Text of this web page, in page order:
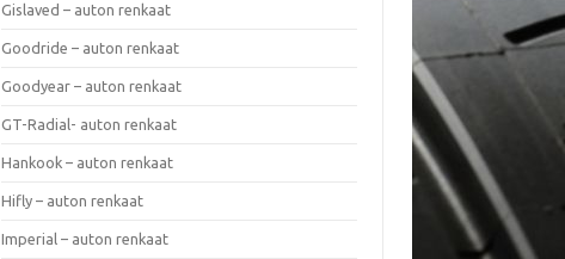
Gislaved – auton renkaat
Goodride – auton renkaat
Goodyear – auton renkaat
GT-Radial- auton renkaat
Hankook – auton renkaat
Hifly – auton renkaat
Imperial – auton renkaat